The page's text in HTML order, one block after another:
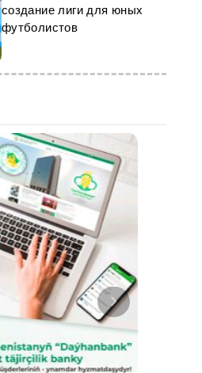
создание лиги для юных
футболистов